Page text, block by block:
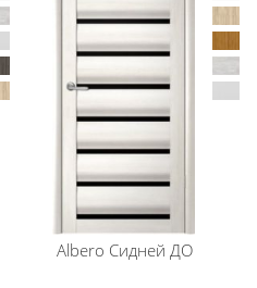
Albero Сидней ДО